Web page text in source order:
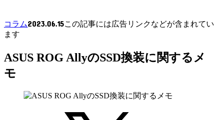
コラム2023.06.15この記事には広告リンクなどが含まれてい
ます
ASUS ROG AllyのSSD換装に関するメ
モ